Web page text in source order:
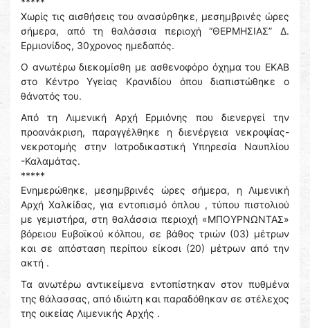
Χωρίς τις αισθήσεις του ανασύρθηκε, μεσημβρινές ώρες
σήμερα, από τη θαλάσσια περιοχή “ΘΕΡΜΗΣΙΑΣ” Δ.
Ερμιονίδος, 30χρονος ημεδαπός.
Ο ανωτέρω διεκομίσθη με ασθενοφόρο όχημα του ΕΚΑΒ
στο Κέντρο Υγείας Κρανιδίου όπου διαπιστώθηκε ο
θάνατός του.
Από τη Λιμενική Αρχή Ερμιόνης που διενεργεί την
προανάκριση, παραγγέλθηκε η διενέργεια νεκροψίας-
νεκροτομής στην Ιατροδικαστική Υπηρεσία Ναυπλίου
-Καλαμάτας.
*****
Ενημερώθηκε, μεσημβρινές ώρες σήμερα, η Λιμενική
Αρχή Χαλκίδας, για εντοπισμό όπλου , τύπου πιστολιού
με γεμιστήρα, στη θαλάσσια περιοχή «ΜΠΟΥΡΝΩΝΤΑΣ»
βόρειου Ευβοϊκού κόλπου, σε βάθος τριών (03) μέτρων
και σε απόσταση περίπου είκοσι (20) μέτρων από την
ακτή .
Τα ανωτέρω αντικείμενα εντοπίστηκαν στον πυθμένα
της θάλασσας, από ιδιώτη και παραδόθηκαν σε στέλεχος
της οικείας Λιμενικής Αρχής .